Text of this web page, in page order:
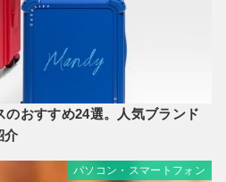
のおすすめ24選。人気ブランド
介
パソコン・スマートフォン